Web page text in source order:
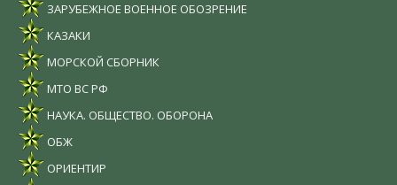
ЗАРУБЕЖНОЕ ВОЕННОЕ ОБОЗРЕНИЕ
КАЗАКИ
МОРСКОЙ СБОРНИК
МТО ВС РФ
НАУКА. ОБЩЕСТВО. ОБОРОНА
ОБЖ
ОРИЕНТИР